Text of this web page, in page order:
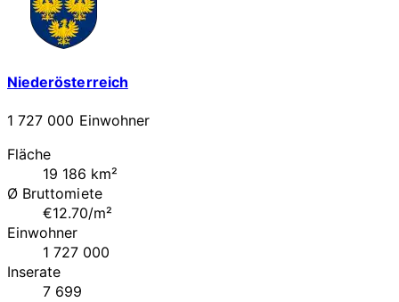
Niederösterreich
1 727 000 Einwohner
Fläche
19 186 km²
Ø Bruttomiete
€12.70/m²
Einwohner
1 727 000
Inserate
7 699